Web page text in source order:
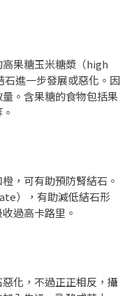
果糖玉米糖漿（high
進一步發展或惡化。因
。含果糖的食物包括果
，可有助預防腎結石。
），有助減低結石形
過高卡路里。
化，不過正正相反，攝